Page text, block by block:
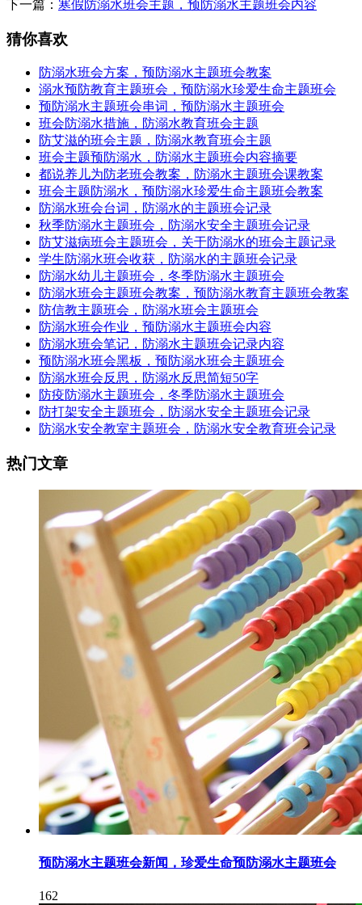
下一篇： 寒假防溺水班会主题，预防溺水主题班会内容
猜你喜欢
防溺水班会方案，预防溺水主题班会教案
溺水预防教育主题班会，预防溺水珍爱生命主题班会
预防溺水主题班会串词，预防溺水主题班会
班会防溺水措施，防溺水教育班会主题
防艾滋的班会主题，防溺水教育班会主题
班会主题预防溺水，防溺水主题班会内容摘要
都说养儿为防老班会教案，防溺水主题班会课教案
班会主题防溺水，预防溺水珍爱生命主题班会教案
防溺水班会台词，防溺水的主题班会记录
秋季防溺水主题班会，防溺水安全主题班会记录
防艾滋病班会主题班会，关于防溺水的班会主题记录
学生防溺水班会收获，防溺水的主题班会记录
防溺水幼儿主题班会，冬季防溺水主题班会
防溺水班会主题班会教案，预防溺水教育主题班会教案
防信教主题班会，防溺水班会主题班会
防溺水班会作业，预防溺水主题班会内容
防溺水班会笔记，防溺水主题班会记录内容
预防溺水班会黑板，预防溺水班会主题班会
防溺水班会反思，防溺水反思简短50字
防疫防溺水主题班会，冬季防溺水主题班会
防打架安全主题班会，防溺水安全主题班会记录
防溺水安全教室主题班会，防溺水安全教育班会记录
热门文章
预防溺水主题班会新闻，珍爱生命预防溺水主题班会
162